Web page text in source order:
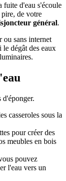
fuite d'eau s'écoule
de votre
général.
ou sans internet
dégât des eaux
d'éponger.
casseroles sous la
pour créer des
meubles en bois
pouvez
l'eau vers un